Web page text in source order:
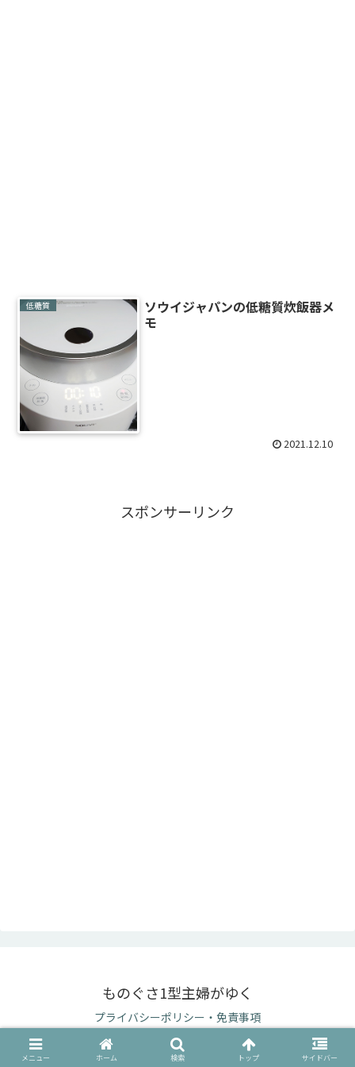
低糖質
ソウイジャパンの低糖質炊飯器メ
モ
2021.12.10
スポンサーリンク
ものぐさ1型主婦がゆく
プライバシーポリシー・免責事項
© 2017-2026 ものぐさ1型主婦がゆく.
メニュー ホーム 検索 トップ サイドバー